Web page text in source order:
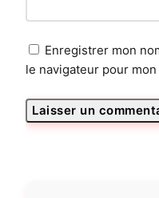
Enregistrer mon
le navigateur pour